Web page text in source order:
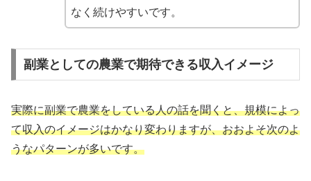
なく続けやすいです。
副業としての農業で期待できる収入イメージ
実際に副業で農業をしている人の話を聞くと、規模によっ
て収入のイメージはかなり変わりますが、おおよそ次のよ
うなパターンが多いです。